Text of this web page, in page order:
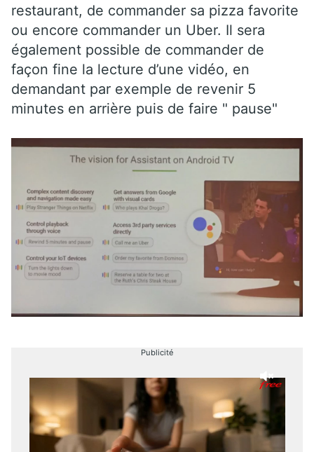
restaurant, de commander sa pizza favorite
ou encore commander un Uber. Il sera
également possible de commander de
façon fine la lecture d’une vidéo, en
demandant par exemple de revenir 5
minutes en arrière puis de faire " pause"
Publicité